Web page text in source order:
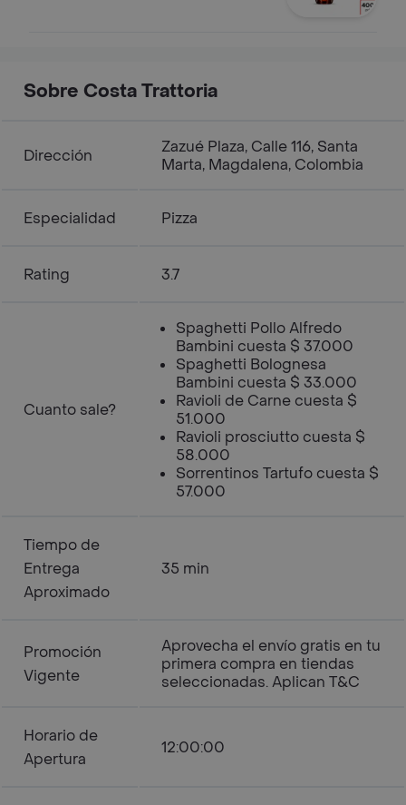
Sobre Costa Trattoria
Dirección
Zazué Plaza, Calle 116, Santa
Marta, Magdalena, Colombia
Especialidad Pizza
Rating 3.7
Cuanto sale?
Spaghetti Pollo Alfredo
Bambini cuesta $ 37.000
Spaghetti Bolognesa
Bambini cuesta $ 33.000
Ravioli de Carne cuesta $
51.000
Ravioli prosciutto cuesta $
58.000
Sorrentinos Tartufo cuesta $
57.000
Tiempo de
Entrega
Aproximado
35 min
Promoción
Vigente
Aprovecha el envío gratis en tu
primera compra en tiendas
seleccionadas. Aplican T&C
Horario de
Apertura
12:00:00